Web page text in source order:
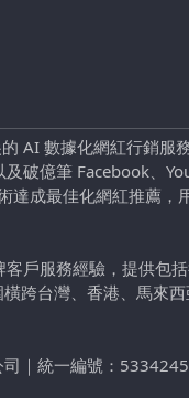
AI 數據化網紅行銷服
破億筆 Facebook、
達成最佳化網紅推薦，
戶服務經驗，提供包
跨台灣、香港、馬來
｜ 統一編號：